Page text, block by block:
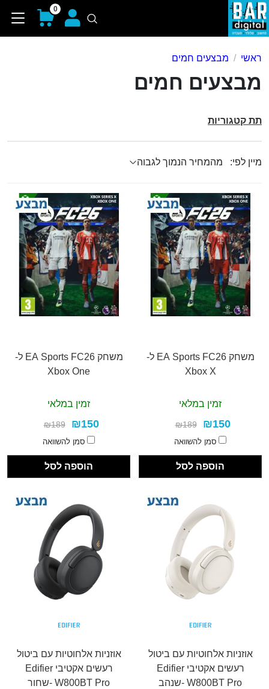
0
ראשי מבצעים חמים
מבצעים חמים
תת קטגוריות
מיין לפי:
משחק EA Sports FC26 ל-
Xbox X
זמין במלאי
₪189 ₪150
סמן להשוואה
הוספה לסל
משחק EA Sports FC26 ל-
Xbox One
זמין במלאי
₪189 ₪150
סמן להשוואה
הוספה לסל
אוזניות אלחוטיות עם ביטול
רעשים אקטיבי Edifier
W800BT Pro -שנהב
אוזניות אלחוטיות עם ביטול
רעשים אקטיבי Edifier
W800BT Pro -שחור